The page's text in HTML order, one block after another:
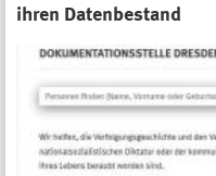
ihren Datenbestand